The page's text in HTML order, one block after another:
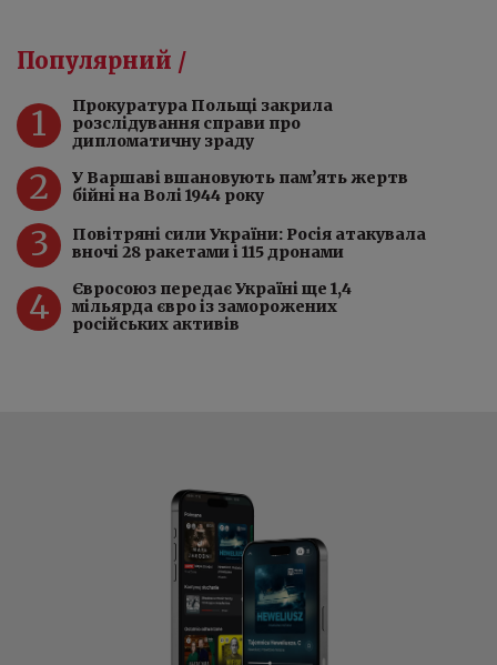
Популярний /
1
Прокуратура Польщі закрила
розслідування справи про
дипломатичну зраду
2
У Варшаві вшановують пам’ять жертв
бійні на Волі 1944 року
3
Повітряні сили України: Росія атакувала
вночі 28 ракетами і 115 дронами
4
Євросоюз передає Україні ще 1,4
мільярда євро із заморожених
російських активів